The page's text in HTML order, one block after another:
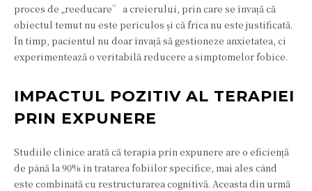
proces de „reeducare” a creierului, prin care se învață că
obiectul temut nu este periculos și că frica nu este justificată.
În timp, pacientul nu doar învață să gestioneze anxietatea, ci
experimentează o veritabilă reducere a simptomelor fobice.
IMPACTUL POZITIV AL TERAPIEI
PRIN EXPUNERE
Studiile clinice arată că terapia prin expunere are o eficiență
de până la 90% în tratarea fobiilor specifice, mai ales când
este combinată cu restructurarea cognitivă. Aceasta din urmă